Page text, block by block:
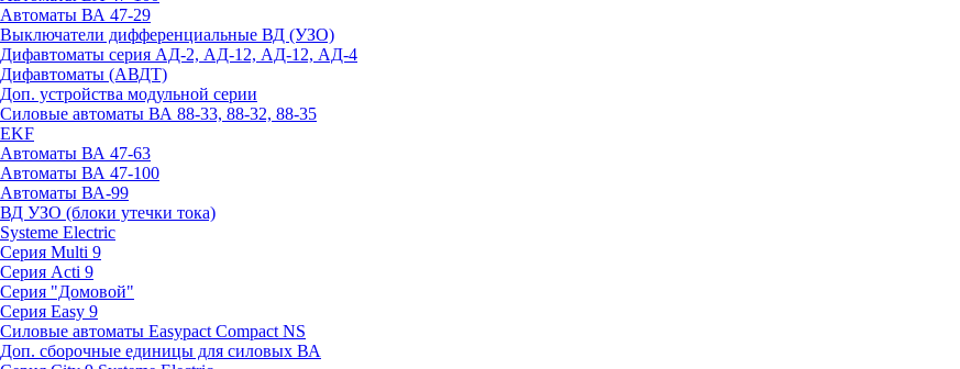
Автоматы ВА 47-29
Выключатели дифференциальные ВД (УЗО)
Дифавтоматы серия АД-2, АД-12, АД-12, АД-4
Дифавтоматы (АВДТ)
Доп. устройства модульной серии
Силовые автоматы ВА 88-33, 88-32, 88-35
EKF
Автоматы ВА 47-63
Автоматы ВА 47-100
Автоматы ВА-99
ВД УЗО (блоки утечки тока)
Systeme Electric
Серия Multi 9
Серия Acti 9
Серия "Домовой"
Серия Easy 9
Силовые автоматы Easypact Compact NS
Доп. сборочные единицы для силовых ВА